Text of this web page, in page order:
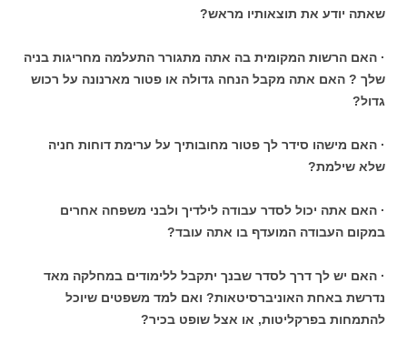
שאתה יודע את תוצאותיו מראש?
· האם הרשות המקומית בה אתה מתגורר התעלמה מחריגות בניה
שלך ? האם אתה מקבל הנחה גדולה או פטור מארנונה על רכוש
גדול?
· האם מישהו סידר לך פטור מחובותיך על ערימת דוחות חניה
שלא שילמת?
· האם אתה יכול לסדר עבודה לילדיך ולבני משפחה אחרים
במקום העבודה המועדף בו אתה עובד?
· האם יש לך דרך לסדר שבנך יתקבל ללימודים במחלקה מאד
נדרשת באחת האוניברסיטאות? ואם למד משפטים שיוכל
להתמחות בפרקליטות, או אצל שופט בכיר?